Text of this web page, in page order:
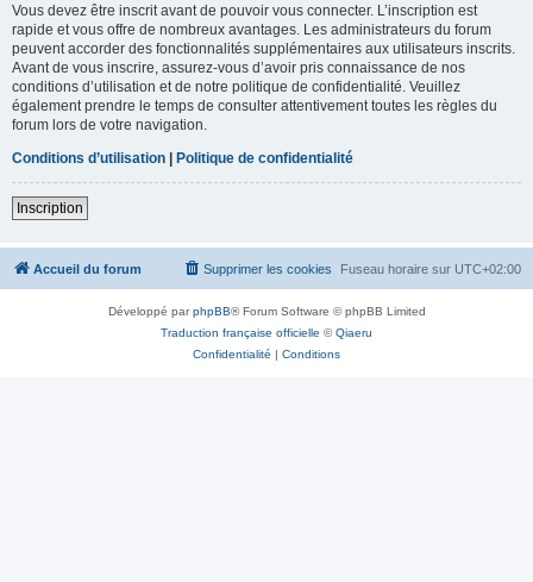
Vous devez être inscrit avant de pouvoir vous connecter. L’inscription est
rapide et vous offre de nombreux avantages. Les administrateurs du forum
peuvent accorder des fonctionnalités supplémentaires aux utilisateurs inscrits.
Avant de vous inscrire, assurez-vous d’avoir pris connaissance de nos
conditions d’utilisation et de notre politique de confidentialité. Veuillez
également prendre le temps de consulter attentivement toutes les règles du
forum lors de votre navigation.
Conditions d’utilisation | Politique de confidentialité
Inscription
Accueil du forum Fuseau horaire sur UTC+02:00
Supprimer les cookies
Développé parphpBB® Forum Software © phpBB Limited
Traduction française officielle ©Qiaeru
Confidentialité | Conditions